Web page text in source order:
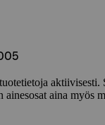
aktiivisesti.
ainesosat aina myös